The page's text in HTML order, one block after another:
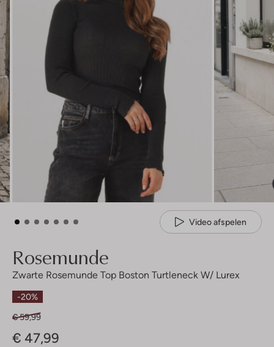
Video afspelen
Rosemunde
Zwarte Rosemunde Top Boston Turtleneck W/ Lurex
-20%
€ 59,99
€ 47,99